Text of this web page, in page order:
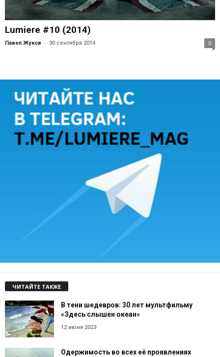
Lumiere #10 (2014)
Павел Жуков - 30 сентября 2014 0
ЧИТАЙТЕ ТАКЖЕ
В тени шедевров: 30 лет мультфильму
«Здесь слышен океан»
12 июня 2023
Одержимость во всех её проявлениях